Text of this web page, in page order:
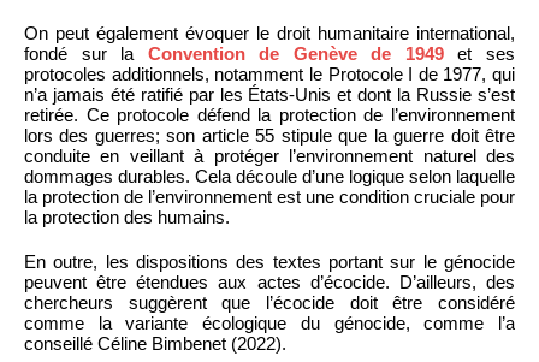
On peut également évoquer le droit humanitaire international,
fondé sur la Convention de Genève de 1949et ses
protocoles additionnels, notamment le Protocole I de 1977, qui
n’a jamais été ratifié par les États-Unis et dont la Russie s’est
retirée. Ce protocole défend la protection de l’environnement
lors des guerres; son article 55 stipule que la guerre doit être
conduite en veillant à protéger l’environnement naturel des
dommages durables. Cela découle d’une logique selon laquelle
la protection de l’environnement est une condition cruciale pour
la protection des humains.
En outre, les dispositions des textes portant sur le génocide
peuvent être étendues aux actes d’écocide. D’ailleurs, des
chercheurs suggèrent que l’écocide doit être considéré
comme la variante écologique du génocide, comme l’a
conseillé Céline Bimbenet (2022).